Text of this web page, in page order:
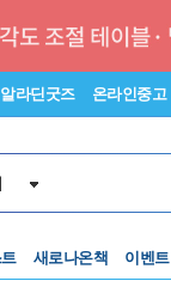
알라딘굿즈 온라인중고
새로나온책 이벤트